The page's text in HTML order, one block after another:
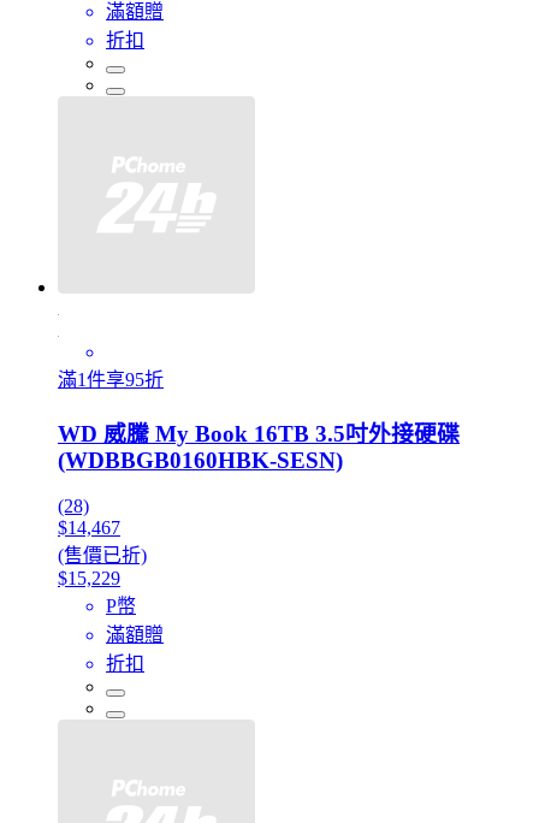
滿額贈
折扣
滿1件享95折
WD 威騰 My Book 16TB 3.5吋外接硬碟
(WDBBGB0160HBK-SESN)
(28)
$14,467
(售價已折)
$15,229
P幣
滿額贈
折扣